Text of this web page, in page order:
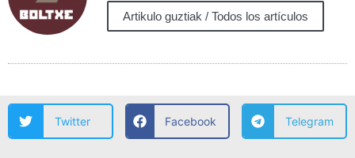
Artikulo guztiak / Todos los artículos
Twitter Facebook Telegram